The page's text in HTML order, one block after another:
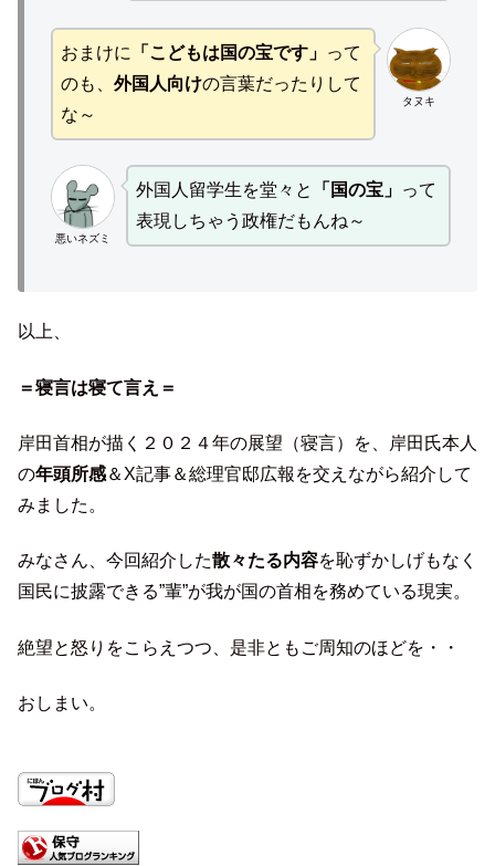
タヌキ
おまけに 「こどもは国の宝です」 って
のも、 外国人向けの言葉だったりして
な～
悪いネズミ
外国人留学生を堂々と 「国の宝」 って
表現しちゃう政権だもんね～
以上、
＝寝言は寝て言え＝
岸田首相が描く２０２４年の展望（寝言）を、岸田氏本人
の年頭所感＆X記事＆総理官邸広報を交えながら紹介して
みました。
みなさん、今回紹介した散々たる内容を恥ずかしげもなく
国民に披露できる”輩”が我が国の首相を務めている現実。
絶望と怒りをこらえつつ、是非ともご周知のほどを・・
おしまい。